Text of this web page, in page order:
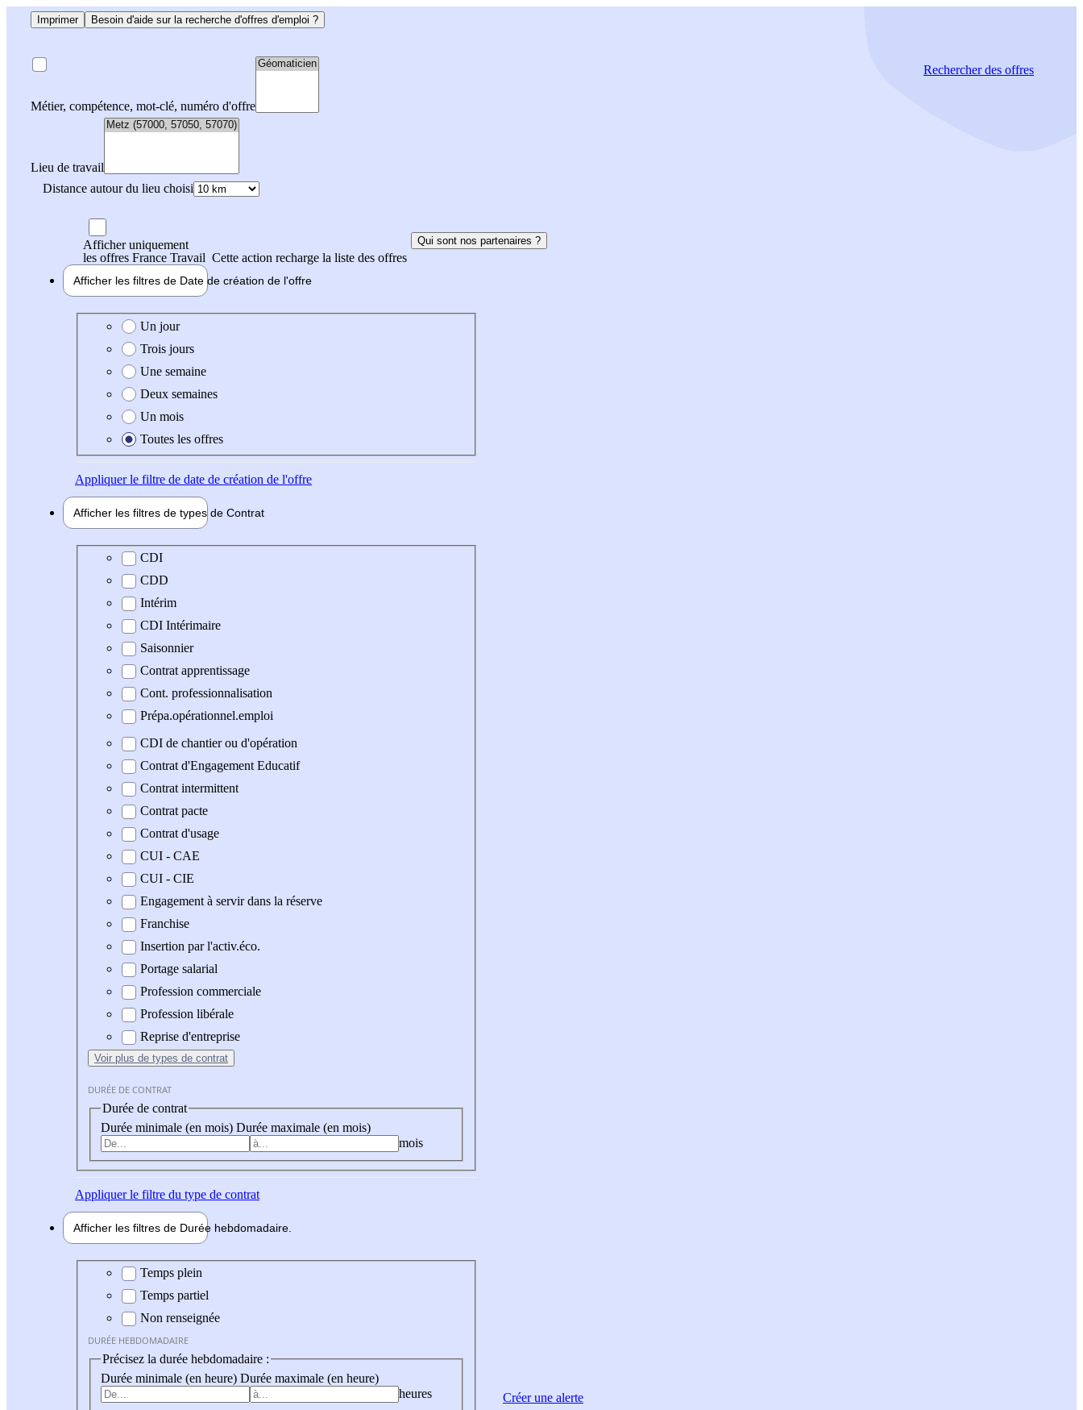
Imprimer Besoin d'aide sur la recherche d'offres d'emploi ?
Métier, compétence, mot-clé, numéro d'offre
Lieu de travail
Distance autour du lieu choisi
Rechercherdes offres
Afficher uniquement
les offres France Travail Cette action recharge la liste des offres
Qui sont nos partenaires ?
Afficher les filtres de Date de création de l'offre
Date de création de l'offre
Un jour
Trois jours
Une semaine
Deux semaines
Un mois
Toutes les offres
Appliquerle filtre de date de création de l'offre
Afficher les filtres de types de Contrat
Type de contrat
CDI
CDD
Intérim
CDI Intérimaire
Saisonnier
Contrat apprentissage
Cont. professionnalisation
Prépa.opérationnel.emploi
CDI de chantier ou d'opération
Contrat d'Engagement Educatif
Contrat intermittent
Contrat pacte
Contrat d'usage
CUI - CAE
CUI - CIE
Engagement à servir dans la réserve
Franchise
Insertion par l'activ.éco.
Portage salarial
Profession commerciale
Profession libérale
Reprise d'entreprise
Voir plus de types de contrat
DURÉE DE CONTRAT
Durée de contrat
Durée minimale (en mois) Durée maximale (en mois)
mois
Appliquerle filtre du type de contrat
Afficher les filtres de Durée hebdomadaire
Durée hebdomadaire
Temps plein
Temps partiel
Non renseignée
DURÉE HEBDOMADAIRE
Précisez la durée hebdomadaire :
Durée minimale (en heure) Durée maximale (en heure)
heures
Créer une alerte